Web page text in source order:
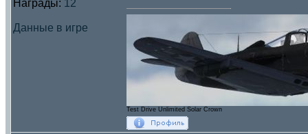
Награды: 12
Данные в игре
Test Drive Unlimited Solar Crown